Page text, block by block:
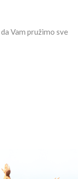
Vam pružimo sve